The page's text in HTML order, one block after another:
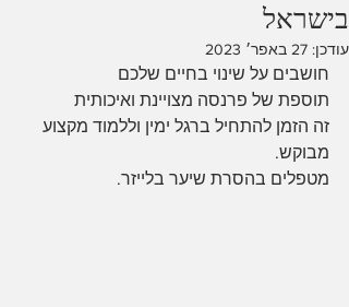
בישראל
עודכן: 27 באפר׳ 2023
חושבים על שינוי בחיים שלכם
תוספת של פרנסה מצויינת ואיכותית
זה הזמן להתחיל ברגל ימין וללמוד מקצוע
מבוקש.
מטפלים בהסרת שיער בלייזר.